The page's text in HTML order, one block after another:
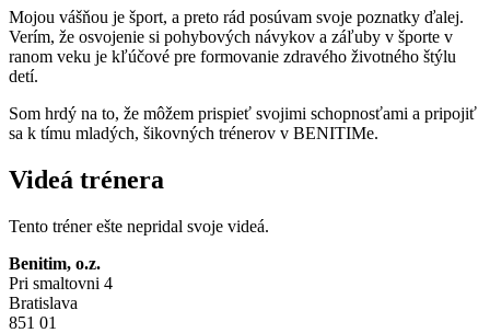
Mojou vášňou je šport, a preto rád posúvam svoje poznatky ďalej.
Verím, že osvojenie si pohybových návykov a záľuby v športe v
ranom veku je kľúčové pre formovanie zdravého životného štýlu
detí.
Som hrdý na to, že môžem prispieť svojimi schopnosťami a pripojiť
sa k tímu mladých, šikovných trénerov v BENITIMe.
Videá trénera
Tento tréner ešte nepridal svoje videá.
Benitim, o.z.
Pri smaltovni 4
Bratislava
851 01